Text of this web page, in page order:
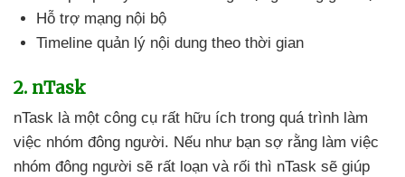
Hỗ trợ mạng nội bộ
Timeline quản lý nội dung theo thời gian
2. nTask
nTask là một công cụ rất hữu ích trong quá trình làm
việc nhóm đông người. Nếu như bạn sợ rằng làm việc
nhóm đông người sẽ rất loạn và rối thì nTask sẽ giúp